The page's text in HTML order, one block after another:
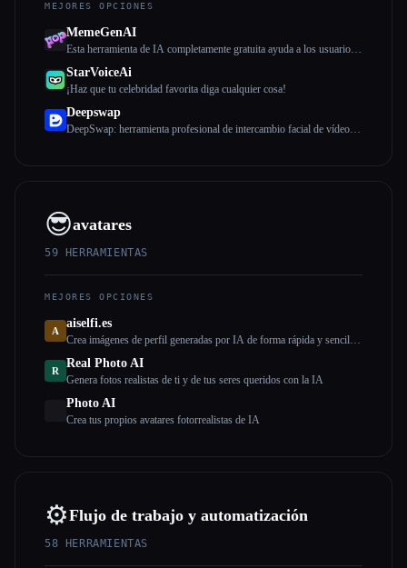
MEJORES OPCIONES
MemeGenAI
Esta herramienta de IA completamente gratuita ayuda a los usuarios a
amigos y familiares, y el destinatario puede interactuar con este
meme para crear un nuevo meme de remix.
StarVoiceAi
¡Haz que tu celebridad favorita diga cualquier cosa!
Deepswap
DeepSwap: herramienta profesional de intercambio facial de vídeos
😎avatares
59 HERRAMIENTAS
MEJORES OPCIONES
A
aiselfi.es
Crea imágenes de perfil generadas por IA de forma rápida y sencilla.
personalizadas y gratuitas en cuestión de minutos. Pruébalo →
aiselfi.es
R
Real Photo AI
Genera fotos realistas de ti y de tus seres queridos con la IA
Photo AI
Crea tus propios avatares fotorrealistas de IA
⚙️Flujo de trabajo y automatización
58 HERRAMIENTAS